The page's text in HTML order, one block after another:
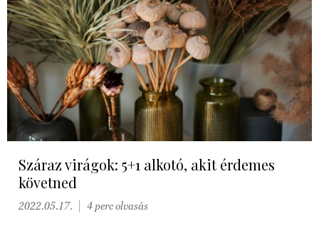
Száraz virágok: 5+1 alkotó, akit érdemes
követned
2022.05.17. 4 perc olvasás